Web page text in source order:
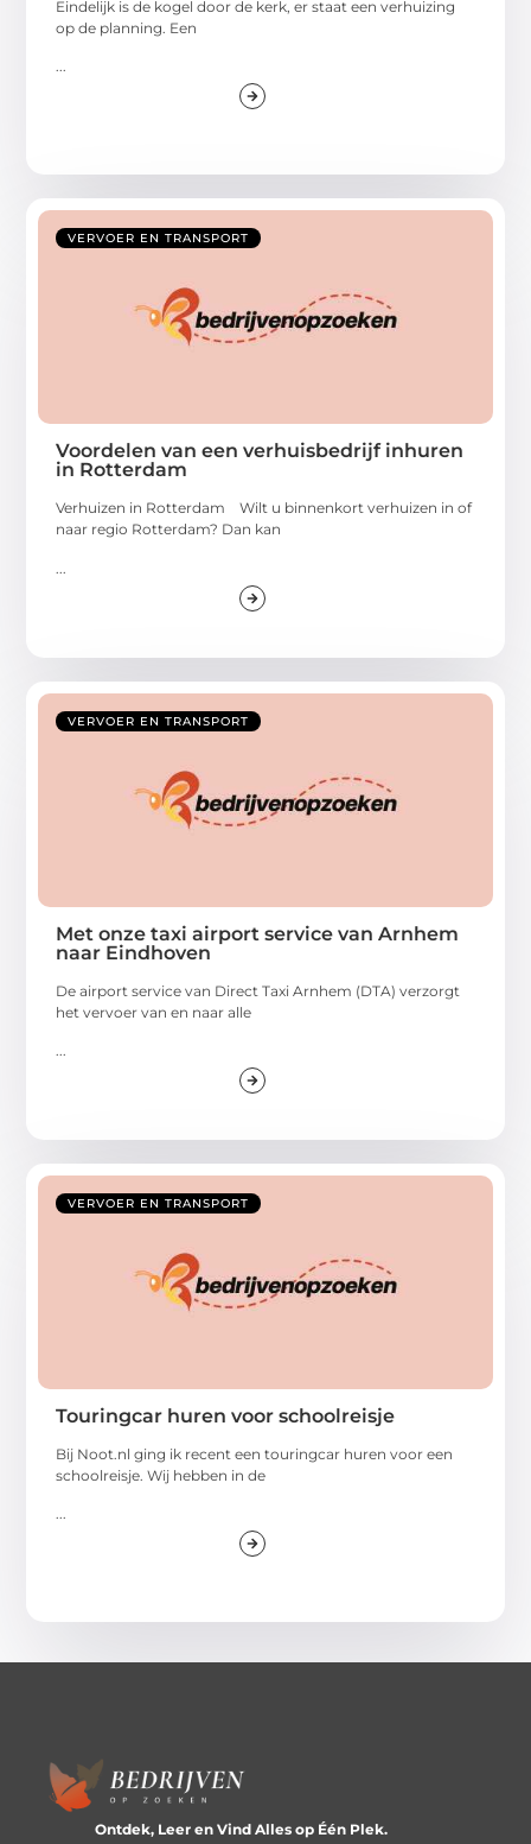
Eindelijk is de kogel door de kerk, er staat een verhuizing
op de planning. Een
...
VERVOER EN TRANSPORT
Voordelen van een verhuisbedrijf inhuren
in Rotterdam
Verhuizen in Rotterdam Wilt u binnenkort verhuizen in of
naar regio Rotterdam? Dan kan
VERVOER EN TRANSPORT
Met onze taxi airport service van Arnhem
naar Eindhoven
De airport service van Direct Taxi Arnhem (DTA) verzorgt
het vervoer van en naar alle
VERVOER EN TRANSPORT
Touringcar huren voor schoolreisje
Bij Noot.nl ging ik recent een touringcar huren voor een
schoolreisje. Wij hebben in de
...
Ontdek, Leer en Vind Alles op Één Plek.